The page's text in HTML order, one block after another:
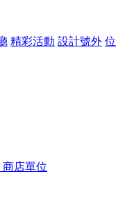
精彩活動 設計號外 位
店單位